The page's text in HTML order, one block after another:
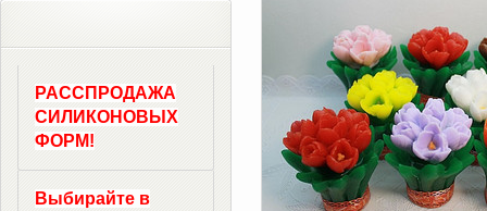
РАССПРОДАЖА
СИЛИКОНОВЫХ
ФОРМ!
Выбирайте в